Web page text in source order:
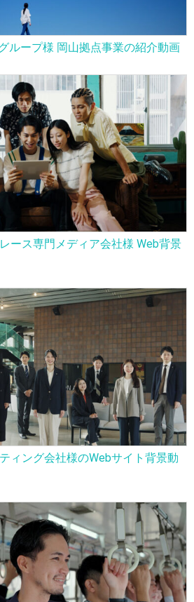
ループ様 岡山拠点事業の紹介動画
ース専門メディア会社様 Web背景
ィング会社様のWebサイト背景動